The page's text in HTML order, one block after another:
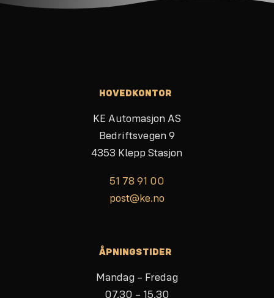
HOVEDKONTOR
KE Automasjon AS
Bedriftsvegen 9
4353 Klepp Stasjon
51 78 91 00
post@ke.no
ÅPNINGSTIDER
Mandag – Fredag
07.30 – 15.30